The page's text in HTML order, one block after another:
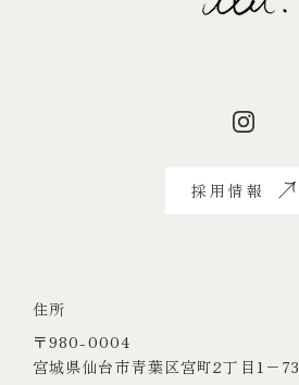
採用情報
住所
〒980-0004
宮城県仙台市青葉区宮町2丁目1−73